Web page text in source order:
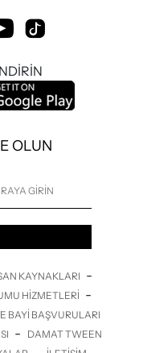
OLUN
KAYNAKLARI -
HIZMETLERI -
BAYI BAŞVURULARI
-
DAMAT TWEEN